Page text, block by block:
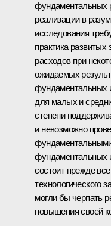
фундаментальных
реализации в
исследования
практика
расходов при
ожидаемых
фундаментальных
для малых и
степени
и невозможно
фундаментальных
состоит прежде
технологического
могли бы черпать
повышения своей